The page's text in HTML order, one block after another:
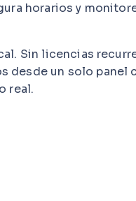
horarios y
Sin licencias
desde un solo panel
real.